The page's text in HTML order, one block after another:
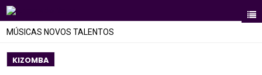
MÚSICAS NOVOS TALENTOS
KIZOMBA